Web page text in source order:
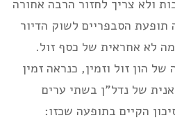
ולא צריך לחזור הרבה אחורה
הסבפריים לשוק הדיור
לא אחראית של כסף זול.
הון זול וזמין, כנראה זמין
של נדל”ן בשתי ערים
הקיים בתופעה שכזו: